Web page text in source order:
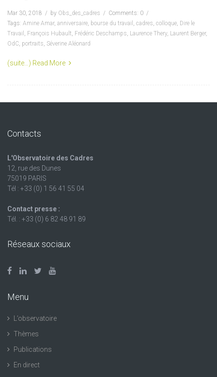
Mar 30, 2018 by Obs_des_cadres
Comments: 0
Tags: Amine Amar, anniversaire, bourse du travail , cadres, colloque, Dire le
Travail , François Hubault, Frédéric Deschamps, Laurence Thery, Laurent Berger,
OdC, portraits, Séverine Aléonard
(suite…) Read More
Contacts
L'Observatoire des Cadres
12, rue des Dunes
75019 PARIS
Tél : +33 (0) 1 56 41 55 04
Contact presse :
Tél. : +33 (0) 6 82 48 91 89
Réseaux sociaux
Menu
L’observatoire
Thèmes
Publications
En direct